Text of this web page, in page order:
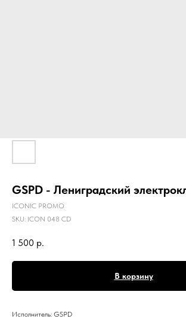
GSPD - Лениградский
ICONIC PROMO
SKU: ICON 048 CD
1 500 р.
В корзину
Исполнитель: GSPD